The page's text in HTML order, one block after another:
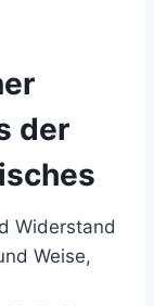
der
Widerstand
Weise,